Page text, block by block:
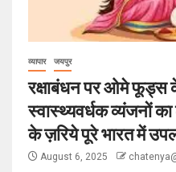
व्यापार जयपुर
रक्षाबंधन पर ओमे फूड्स
स्वास्थ्यवर्धक व्यंजनों
के ज़रिये पूरे भारत में
August 6, 2025